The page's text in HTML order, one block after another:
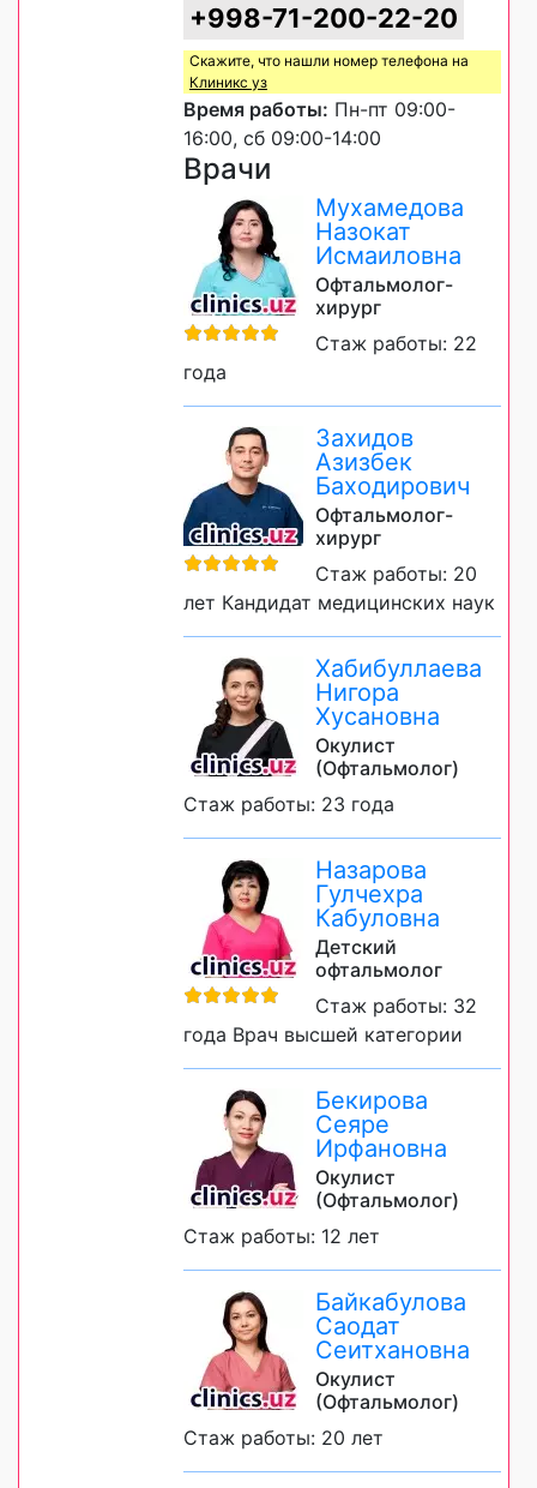
+998-71-200-22-20
Скажите, что нашли номер телефона на
Клиникс уз
Время работы: Пн-пт 09:00-
16:00, сб 09:00-14:00
Врачи
Мухамедова
Назокат
Исмаиловна
Офтальмолог-
хирург
Стаж работы: 22
года
Захидов
Азизбек
Баходирович
Офтальмолог-
хирург
Стаж работы: 20
лет Кандидат медицинских наук
Хабибуллаева
Нигора
Хусановна
Окулист
(Офтальмолог)
Стаж работы: 23 года
Назарова
Гулчехра
Кабуловна
Детский
офтальмолог
Стаж работы: 32
года Врач высшей категории
Бекирова
Сеяре
Ирфановна
Окулист
(Офтальмолог)
Стаж работы: 12 лет
Байкабулова
Саодат
Сеитхановна
Окулист
(Офтальмолог)
Стаж работы: 20 лет